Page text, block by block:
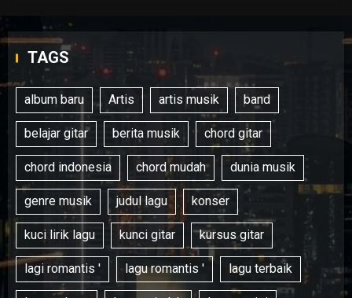
TAGS
album baru Artis artis musik band
belajar gitar berita musik chord gitar
chord indonesia chord mudah dunia musik
genre musik judul lagu konser
kuci lirik lagu kunci gitar kursus gitar
lagi romantis ' lagu romantis ' lagu terbaik